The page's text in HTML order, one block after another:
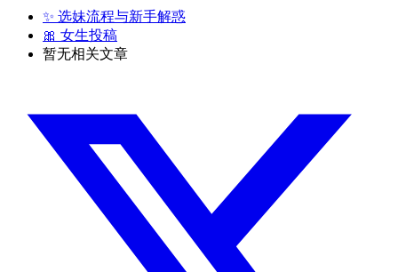
✨ 选妹流程与新手解惑
🎀 女生投稿
暂无相关文章